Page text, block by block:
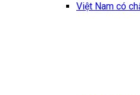
Việt Nam có